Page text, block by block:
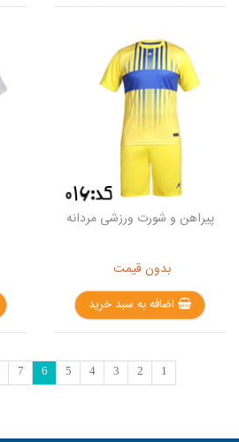
پیراهن و شورت ورزشی مردانه
بدون قیمت
اضافه به سبد خرید
1
2
3
4
5
6
7